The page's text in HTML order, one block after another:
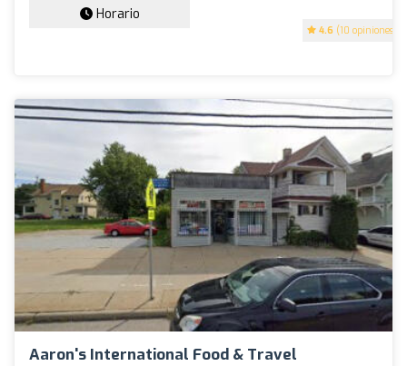
4.6 (10 opiniones)
Horario
Aaron's International Food & Travel